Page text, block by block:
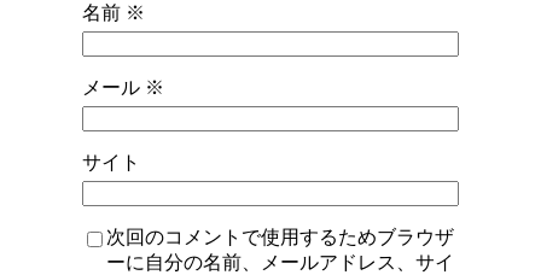
名前 ※
メール ※
サイト
次回のコメントで使用するためブラウザ
ーに自分の名前、メールアドレス、サイ